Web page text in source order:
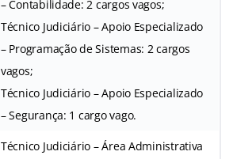
– Contabilidade: 2 cargos vagos;
Técnico Judiciário – Apoio Especializado
– Programação de Sistemas: 2 cargos
vagos;
Técnico Judiciário – Apoio Especializado
– Segurança: 1 cargo vago.
Técnico Judiciário – Área Administrativa